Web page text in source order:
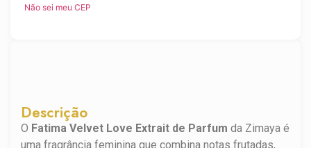
Descrição
O Fatima Velvet Love Extrait de Parfum da Zimaya é
uma fragrância feminina que combina notas frutadas,
Não sei meu CEP